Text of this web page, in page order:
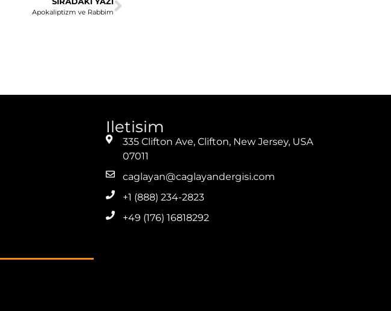
Apokaliptizm ve Rabbim
Iletisim
335 Clifton Ave, Clifton, New Jersey, USA
07011
caglayan@caglayandergisi.com
+1 (888) 234-2823
+49 (176) 16818292